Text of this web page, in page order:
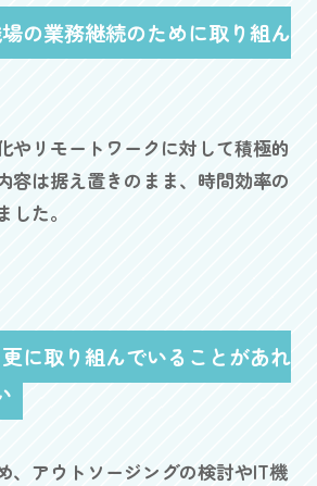
の業務継続のために取り組ん
やリモートワークに対して積極的
容は据え置きのまま、時間効率の
した。
に取り組んでいることがあれ
、アウトソージングの検討やIT機